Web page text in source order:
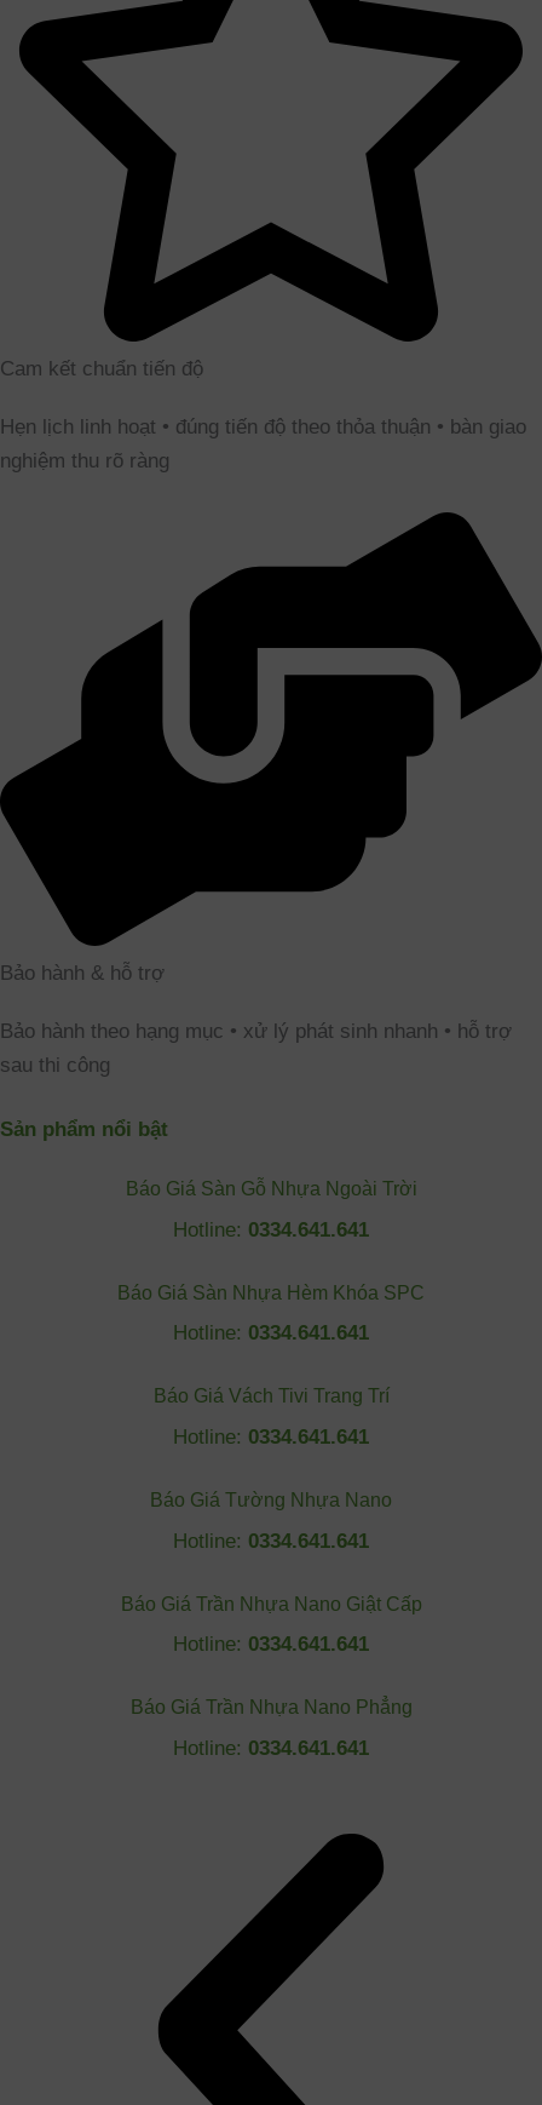
Cam kết chuẩn tiến độ
Hẹn lịch linh hoạt • đúng tiến độ theo thỏa thuận • bàn giao
nghiệm thu rõ ràng
Bảo hành & hỗ trợ
Bảo hành theo hạng mục • xử lý phát sinh nhanh • hỗ trợ
sau thi công
Sản phẩm nổi bật
Báo Giá Sàn Gỗ Nhựa Ngoài Trời
Hotline: 0334.641.641
Báo Giá Sàn Nhựa Hèm Khóa SPC
Hotline: 0334.641.641
Báo Giá Vách Tivi Trang Trí
Hotline: 0334.641.641
Báo Giá Tường Nhựa Nano
Hotline: 0334.641.641
Báo Giá Trần Nhựa Nano Giật Cấp
Hotline: 0334.641.641
Báo Giá Trần Nhựa Nano Phẳng
Hotline: 0334.641.641